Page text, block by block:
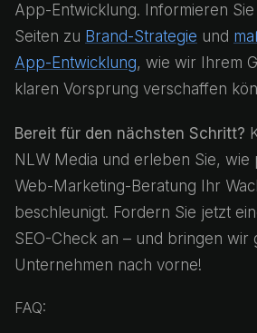
App-Entwicklung. Informieren
Seiten zu Brand-Strategie und
App-Entwicklung, wie wir Ihrem
klaren Vorsprung verschaffen
Bereit für den nächsten Schritt?
NLW Media und erleben Sie, wie
Web-Marketing-Beratung Ihr
beschleunigt. Fordern Sie jetzt
SEO-Check an – und bringen wir
Unternehmen nach vorne!
FAQ: